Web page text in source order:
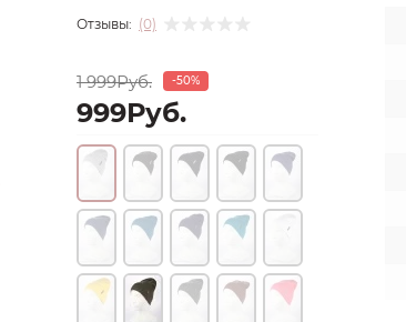
Отзывы: (0)
1 999Руб. -50%
999Руб.